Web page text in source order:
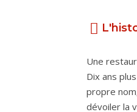
Une
Dix ans
propre
dévoiler la